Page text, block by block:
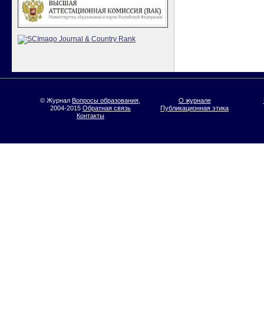
© ЖурналВопросы образования
2004-2015 Обратная связь
О журнале
Публикационная этика
Контакты